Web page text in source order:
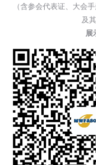
（含参会代表证、大会
及
展